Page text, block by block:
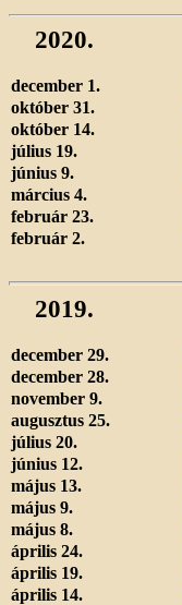
2020.
december 1.
október 31.
október 14.
július 19.
június 9.
március 4.
február 23.
február 2.
2019.
december 29.
december 28.
november 9.
augusztus 25.
július 20.
június 12.
május 13.
május 9.
május 8.
április 24.
április 19.
április 14.